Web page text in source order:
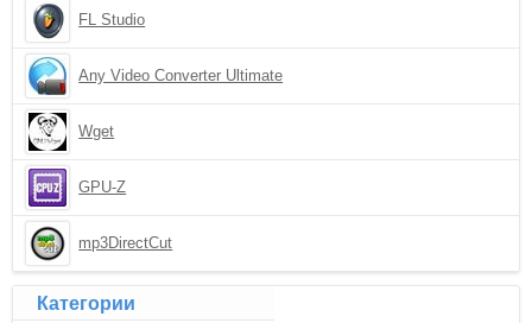
FL Studio
Any Video Converter Ultimate
Wget
GPU-Z
mp3DirectCut
Категории